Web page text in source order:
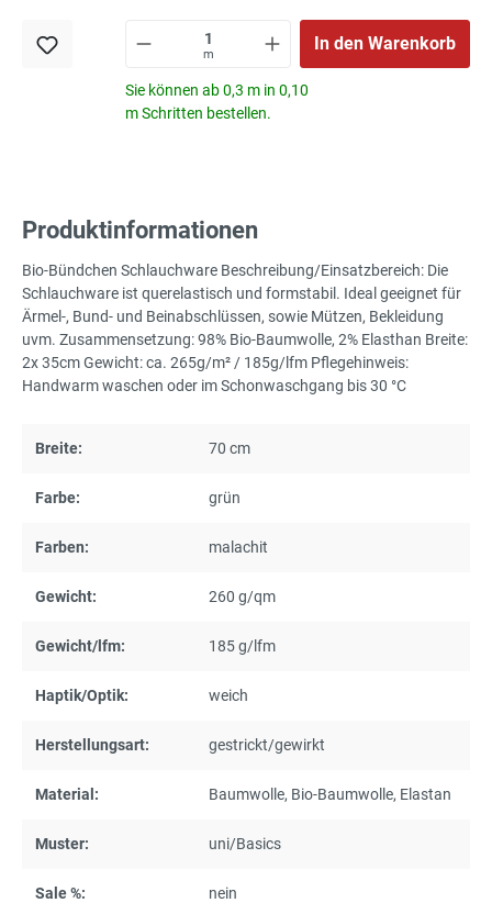
m
In den Warenkorb
Sie können ab 0,3 m in 0,10
m Schritten bestellen.
Produktinformationen
Bio-Bündchen Schlauchware Beschreibung/Einsatzbereich: Die
Schlauchware ist querelastisch und formstabil. Ideal geeignet für
Ärmel-, Bund- und Beinabschlüssen, sowie Mützen, Bekleidung
uvm. Zusammensetzung: 98% Bio-Baumwolle, 2% Elasthan Breite:
2x 35cm Gewicht: ca. 265g/m² / 185g/lfm Pflegehinweis:
Handwarm waschen oder im Schonwaschgang bis 30 °C
Breite: 70 cm
Farbe: grün
Farben: malachit
Gewicht: 260 g/qm
Gewicht/lfm: 185 g/lfm
Haptik/Optik: weich
Herstellungsart: gestrickt/gewirkt
Material: Baumwolle, Bio-Baumwolle, Elastan
Muster: uni/Basics
Sale %: nein